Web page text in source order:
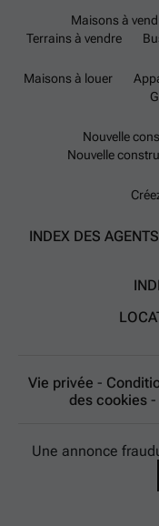
Maisons à
Terrains à vendre
Maisons à louer
Nouvelle
Nouvelle
INDEX DES
Vie privée -
des cookies -
Une annonce